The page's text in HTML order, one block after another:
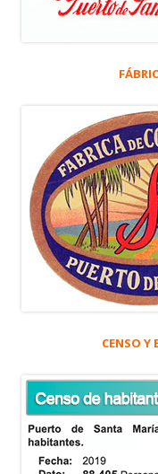
CENSO Y